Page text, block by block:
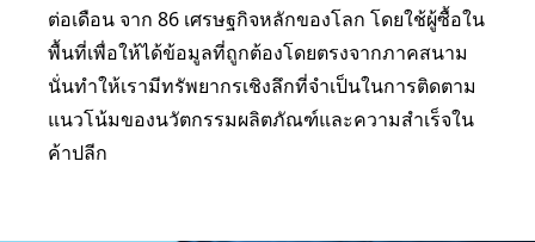
ต่อเดือน จาก 86 เศรษฐกิจหลักของโลก โดยใช้ผู้ซื้อใน
พื้นที่เพื่อให้ได้ข้อมูลที่ถูกต้องโดยตรงจากภาคสนาม
นั่นทำให้เรามีทรัพยากรเชิงลึกที่จำเป็นในการติดตาม
แนวโน้มของนวัตกรรมผลิตภัณฑ์และความสำเร็จใน
ค้าปลีก